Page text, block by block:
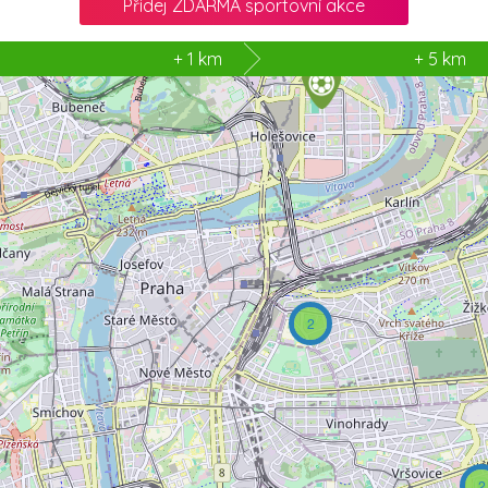
Přidej ZDARMA sportovní akce
+ 1 km + 5 km
2